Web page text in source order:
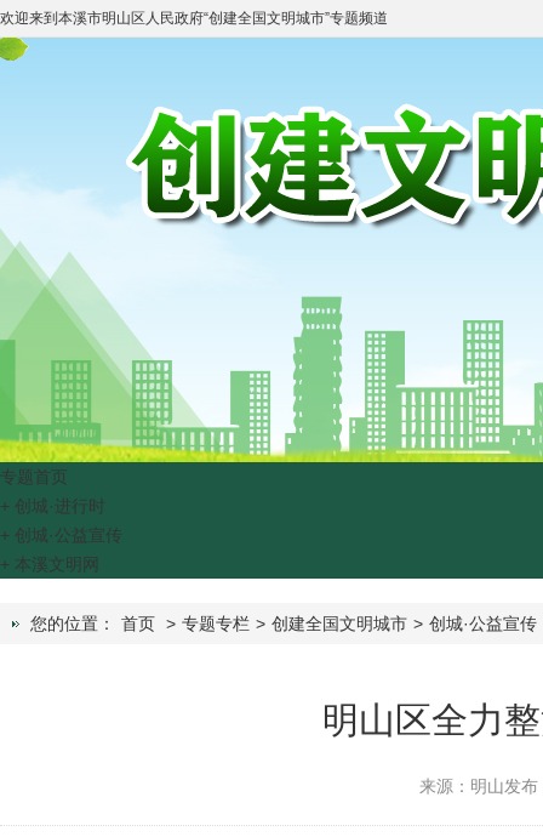
欢迎来到 本溪市明山区人民政府“创建全国文明城市”专题频道
专题首页
+ 创城·进行时
+ 创城·公益宣传
+ 本溪文明网
您的位置： 首页 > 专题专栏 > 创建全国文明城市 > 创城·公益宣传
明山区全力
来源：明山发布